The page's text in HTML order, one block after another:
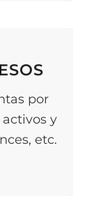
por
y
etc.